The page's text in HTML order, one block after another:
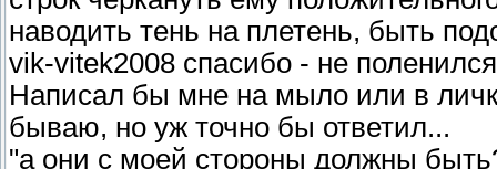
наводить тень на плетень, быть
vik-vitek2008 спасибо - не
Написал бы мне на мыло или в
бываю, но уж точно бы ответил...
"а они с моей стороны должны